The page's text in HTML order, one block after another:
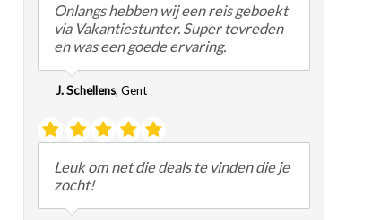
Onlangs hebben wij een reis geboekt
via Vakantiestunter. Super tevreden
en was een goede ervaring.
J. Schellens, Gent
Leuk om net die deals te vinden die je
zocht!